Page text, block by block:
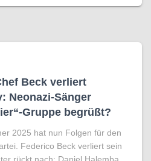
Beck verliert
Neonazi-Sänger
Gruppe begrüßt?
2025 hat nun Folgen für den
Federico Beck verliert sein